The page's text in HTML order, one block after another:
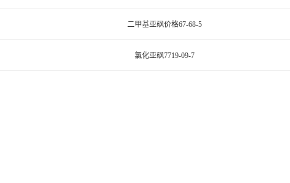
二甲基亚砜价格67-68-5
氯化亚砜7719-09-7